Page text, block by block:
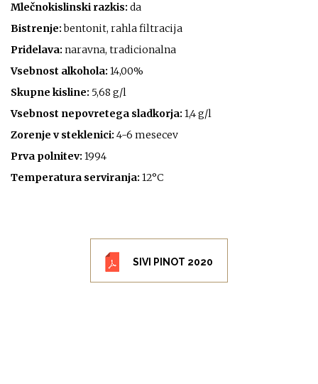
Mlečnokislinski razkis: da
Bistrenje:bentonit, rahla filtracija
Pridelava: naravna, tradicionalna
Vsebnost alkohola: 14,00%
Skupne kisline: 5,68 g/l
Vsebnost nepovretega sladkorja: 1,4 g/l
Zorenje v steklenici: 4-6 mesecev
Prva polnitev: 1994
Temperatura serviranja: 12°C
SIVI PINOT 2020